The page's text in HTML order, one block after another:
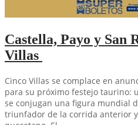
Castella, Payo y San
Villas
Cinco Villas se complace en
para su próximo festejo taurino:
se conjugan una figura mundial
triunfador de la corrida anterior